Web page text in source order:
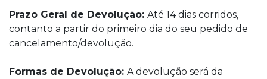
Prazo Geral de Devolução: Até 14 dias corridos,
contanto a partir do primeiro dia do seu pedido de
cancelamento/devolução.
Formas de Devolução: A devolução será da